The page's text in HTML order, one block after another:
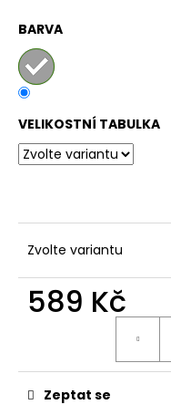
BARVA
VELIKOSTNÍ TABULKA
Zvolte variantu
589 Kč
Zeptat se
o
r
u
č
j
e
m
DÁMSKÉ
DVOUDÍLNÉ
PLAVKY
ABSTRAKTNÍM
845
Kč